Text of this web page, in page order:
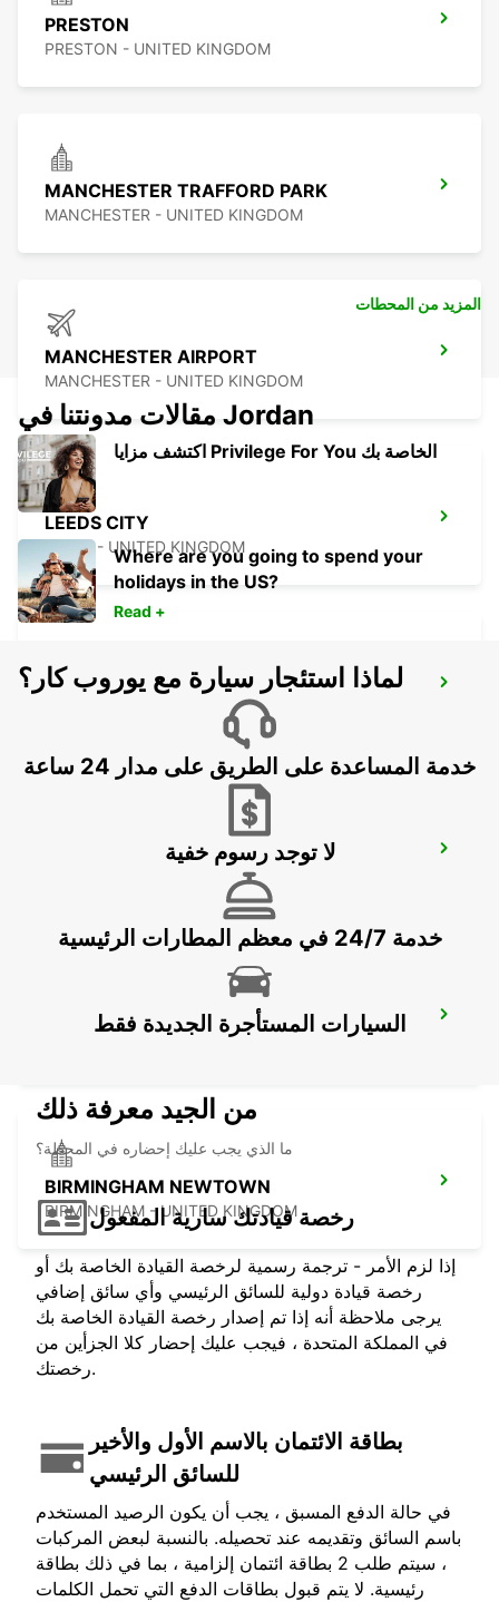
PRESTON
PRESTON - UNITED KINGDOM
MANCHESTER TRAFFORD PARK
MANCHESTER - UNITED KINGDOM
MANCHESTER AIRPORT
MANCHESTER - UNITED KINGDOM
LEEDS CITY
LEEDS - UNITED KINGDOM
SHEFFIELD PARKWAY
SHEFFIELD - UNITED KINGDOM
WOLVERHAMPTON
WOLVERHAMPTON - UNITED KINGDOM
DERBY
BIRMINGHAM NEWTOWN
BIRMINGHAM - UNITED KINGDOM
المزيد من المحطات
مقالات مدونتنا في Jordan
اكتشف مزايا Privilege For You الخاصة بك
Where are you going to spend your
holidays in the US?
Read +
لماذا استئجار سيارة مع يوروب كار؟
خدمة المساعدة على الطريق على مدار 24 ساعة
لا توجد رسوم خفية
خدمة 24/7 في معظم المطارات الرئيسية
السيارات المستأجرة الجديدة فقط
من الجيد معرفة ذلك
ما الذي يجب عليك إحضاره في المحطة؟
رخصة قيادتك سارية المفعول
إذا لزم الأمر - ترجمة رسمية لرخصة القيادة الخاصة بك أو
رخصة قيادة دولية للسائق الرئيسي وأي سائق إضافي
يرجى ملاحظة أنه إذا تم إصدار رخصة القيادة الخاصة بك
في المملكة المتحدة ، فيجب عليك إحضار كلا الجزأين من
رخصتك.
بطاقة الائتمان بالاسم الأول والأخير
للسائق الرئيسي
في حالة الدفع المسبق ، يجب أن يكون الرصيد المستخدم
باسم السائق وتقديمه عند تحصيله. بالنسبة لبعض المركبات
، سيتم طلب 2 بطاقة ائتمان إلزامية ، بما في ذلك بطاقة
رئيسية. لا يتم قبول بطاقات الدفع التي تحمل الكلمات